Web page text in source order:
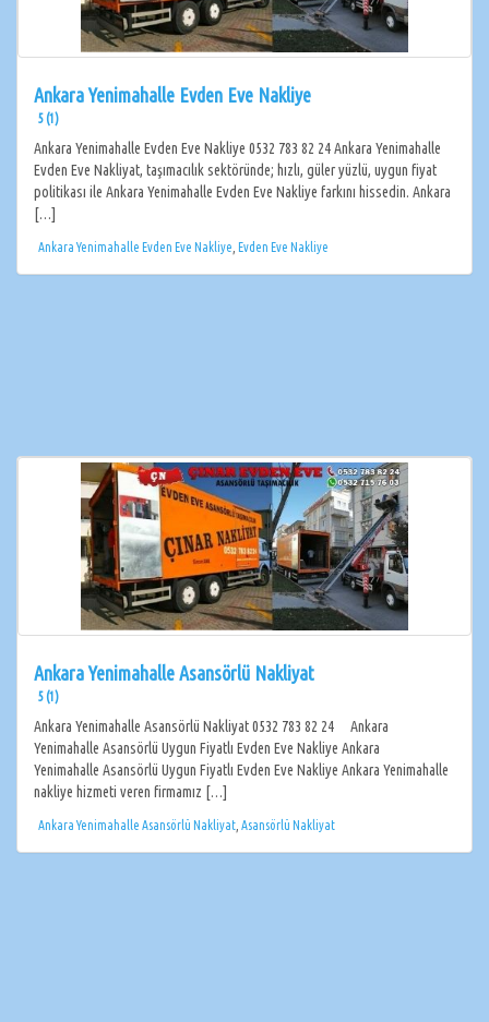
Ankara Yenimahalle Evden Eve Nakliye
5 (1)
Ankara Yenimahalle Evden Eve Nakliye 0532 783 82 24 Ankara Yenimahalle
Evden Eve Nakliyat, taşımacılık sektöründe; hızlı, güler yüzlü, uygun fiyat
politikası ile Ankara Yenimahalle Evden Eve Nakliye farkını hissedin. Ankara
[…]
Ankara Yenimahalle Evden Eve Nakliye Evden Eve Nakliye
Ankara Yenimahalle Asansörlü Nakliyat
5 (1)
Ankara Yenimahalle Asansörlü Nakliyat 0532 783 82 24 Ankara
Yenimahalle Asansörlü Uygun Fiyatlı Evden Eve Nakliye Ankara
Yenimahalle Asansörlü Uygun Fiyatlı Evden Eve Nakliye Ankara Yenimahalle
nakliye hizmeti veren firmamız […]
Ankara Yenimahalle Asansörlü Nakliyat Asansörlü Nakliyat